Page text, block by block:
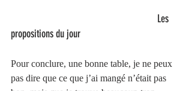
propositions du jour
Pour conclure, une bonne table, je ne peux
pas dire que ce que j’ai mangé n’était pas